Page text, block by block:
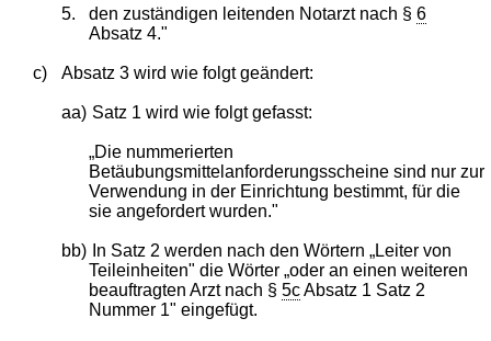
5. den zuständigen leitenden Notarzt nach §6
Absatz 4."
c) Absatz 3 wird wie folgt geändert:
aa) Satz 1 wird wie folgt gefasst:
„Die nummerierten
Betäubungsmittelanforderungsscheine sind nur zur
Verwendung in der Einrichtung bestimmt, für die
sie angefordert wurden."
bb)
In Satz 2 werden nach den Wörtern „Leiter von
Teileinheiten" die Wörter „oder an einen weiteren
beauftragten Arzt nach §5cAbsatz 1 Satz 2
Nummer 1" eingefügt.